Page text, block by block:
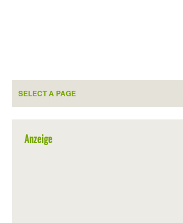
Anzeige